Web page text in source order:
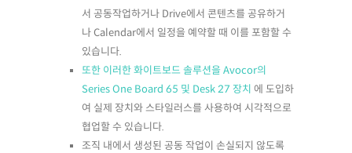
서 공동작업하거나 Drive에서 콘텐츠를 공유하거
나 Calendar에서 일정을 예약할 때 이를 포함할 수
있습니다.
또한 이러한 화이트보드 솔루션을 Avocor의
Series One Board 65 및 Desk 27 장치 에 도입하
여 실제 장치와 스타일러스를 사용하여 시각적으로
협업할 수 있습니다.
조직 내에서 생성된 공동 작업이 손실되지 않도록